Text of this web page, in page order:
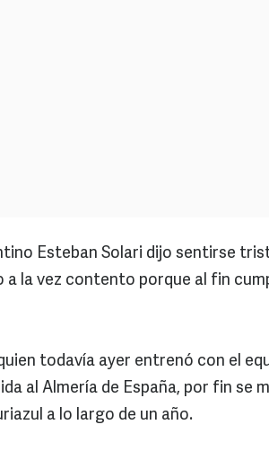
Esteban Solari dijo sentirse
a la vez contento porque al fin
todavía ayer entrenó con el
al Almería de España, por fin se
a lo largo de un año.